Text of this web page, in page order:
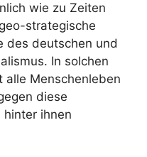
wie zu Zeiten
strategische
des deutschen und
In solchen
alle Menschenleben
diese
hinter ihnen